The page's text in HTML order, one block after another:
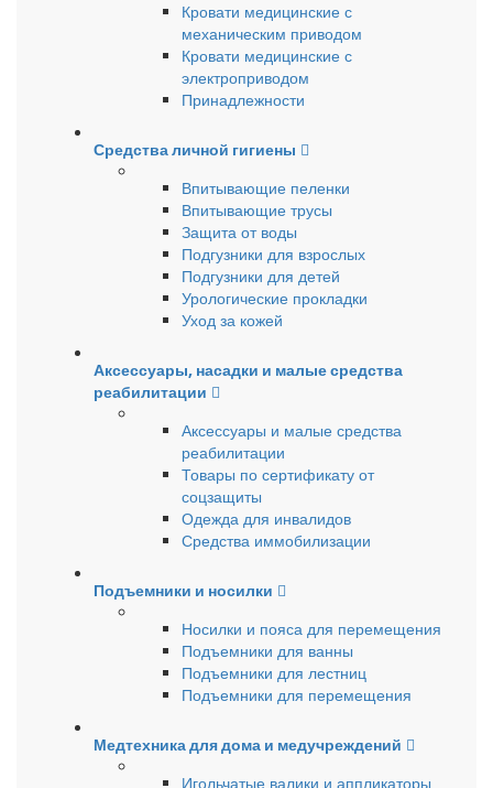
Кровати медицинские с
механическим приводом
Кровати медицинские с
электроприводом
Принадлежности
Средства личной гигиены
Впитывающие пеленки
Впитывающие трусы
Защита от воды
Подгузники для взрослых
Подгузники для детей
Урологические прокладки
Уход за кожей
Аксессуары, насадки и малые средства
реабилитации
Аксессуары и малые средства
реабилитации
Товары по сертификату от
соцзащиты
Одежда для инвалидов
Средства иммобилизации
Подъемники и носилки
Носилки и пояса для перемещения
Подъемники для ванны
Подъемники для лестниц
Подъемники для перемещения
Медтехника для дома и медучреждений
Игольчатые валики и аппликаторы